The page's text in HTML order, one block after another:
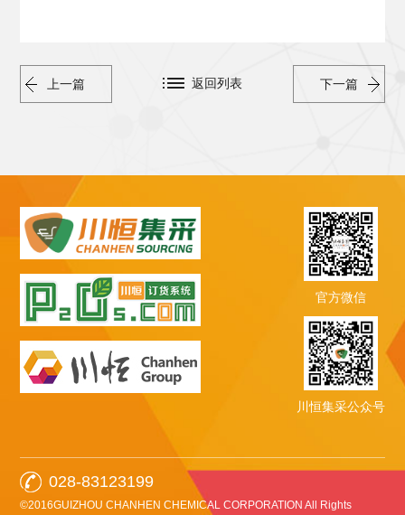
上一篇 下一篇
返回列表
官方微信
川恒集采公众号
028-83123199
©2016GUIZHOU CHANHEN CHEMICAL CORPORATION All Rights